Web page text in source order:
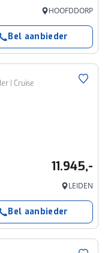
HOOFDDORP
Bel aanbieder
| Cruise
11.945,-
LEIDEN
Bel aanbieder